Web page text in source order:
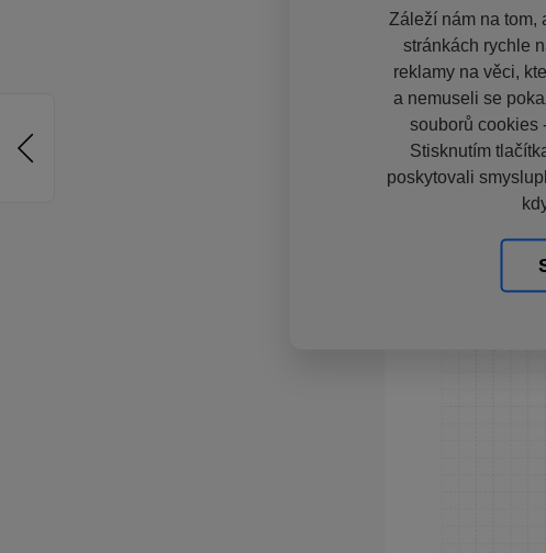
Záleží nám na tom,
stránkách rychle
reklamy na věci,
a nemuseli se
souborů cookies
Stisknutím
poskytovali